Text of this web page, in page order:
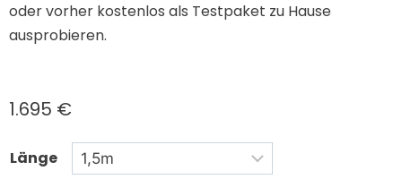
oder vorher kostenlos als Testpaket zu Hause
ausprobieren.
1.695 €
Länge